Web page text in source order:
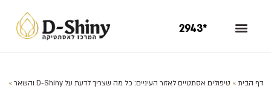
*2943
דף הבית» טיפולים אסתטיים לאזור העיניים: כל מה שצריך לדעת על D-Shiny והשאר
»